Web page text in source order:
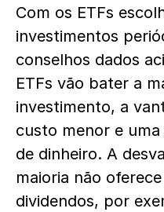
Com os ETFs
investimentos
conselhos dados
ETFs vão bater a
investimento, a
custo menor e
de dinheiro. A
maioria não
dividendos, por